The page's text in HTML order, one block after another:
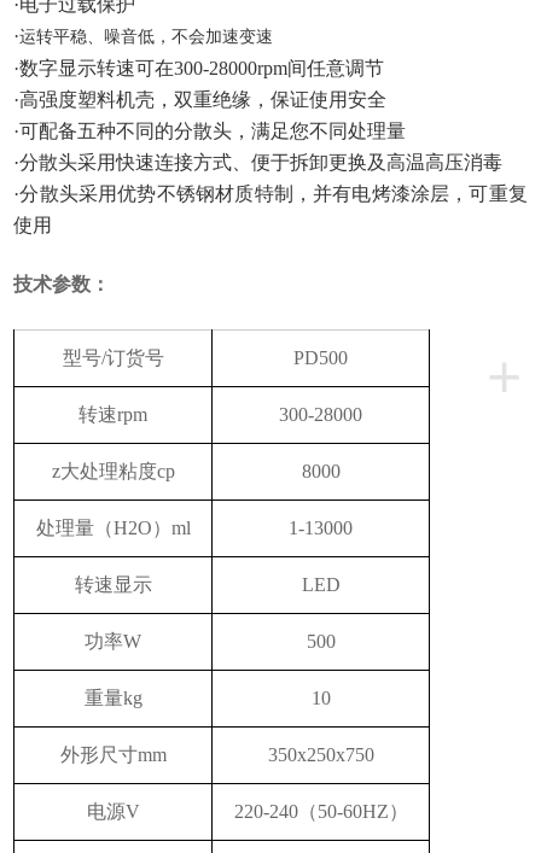
·电子过载保护
·运转平稳、噪音低，不会加速变速
·数字显示转速可在300-28000rpm间任意调节
·高强度塑料机壳，双重绝缘，保证使用安全
·可配备五种不同的分散头，满足您不同处理量
·分散头采用快速连接方式、便于拆卸更换及高温高压消毒
·分散头采用优势不锈钢材质特制，并有电烤漆涂层，可重复
使用
技术参数：
+
型号/订货号 PD500
转速rpm 300-28000
z大处理粘度cp 8000
处理量（H2O）ml 1-13000
转速显示 LED
功率W 500
重量kg 10
外形尺寸mm 350x250x750
电源V 220-240（50-60HZ）